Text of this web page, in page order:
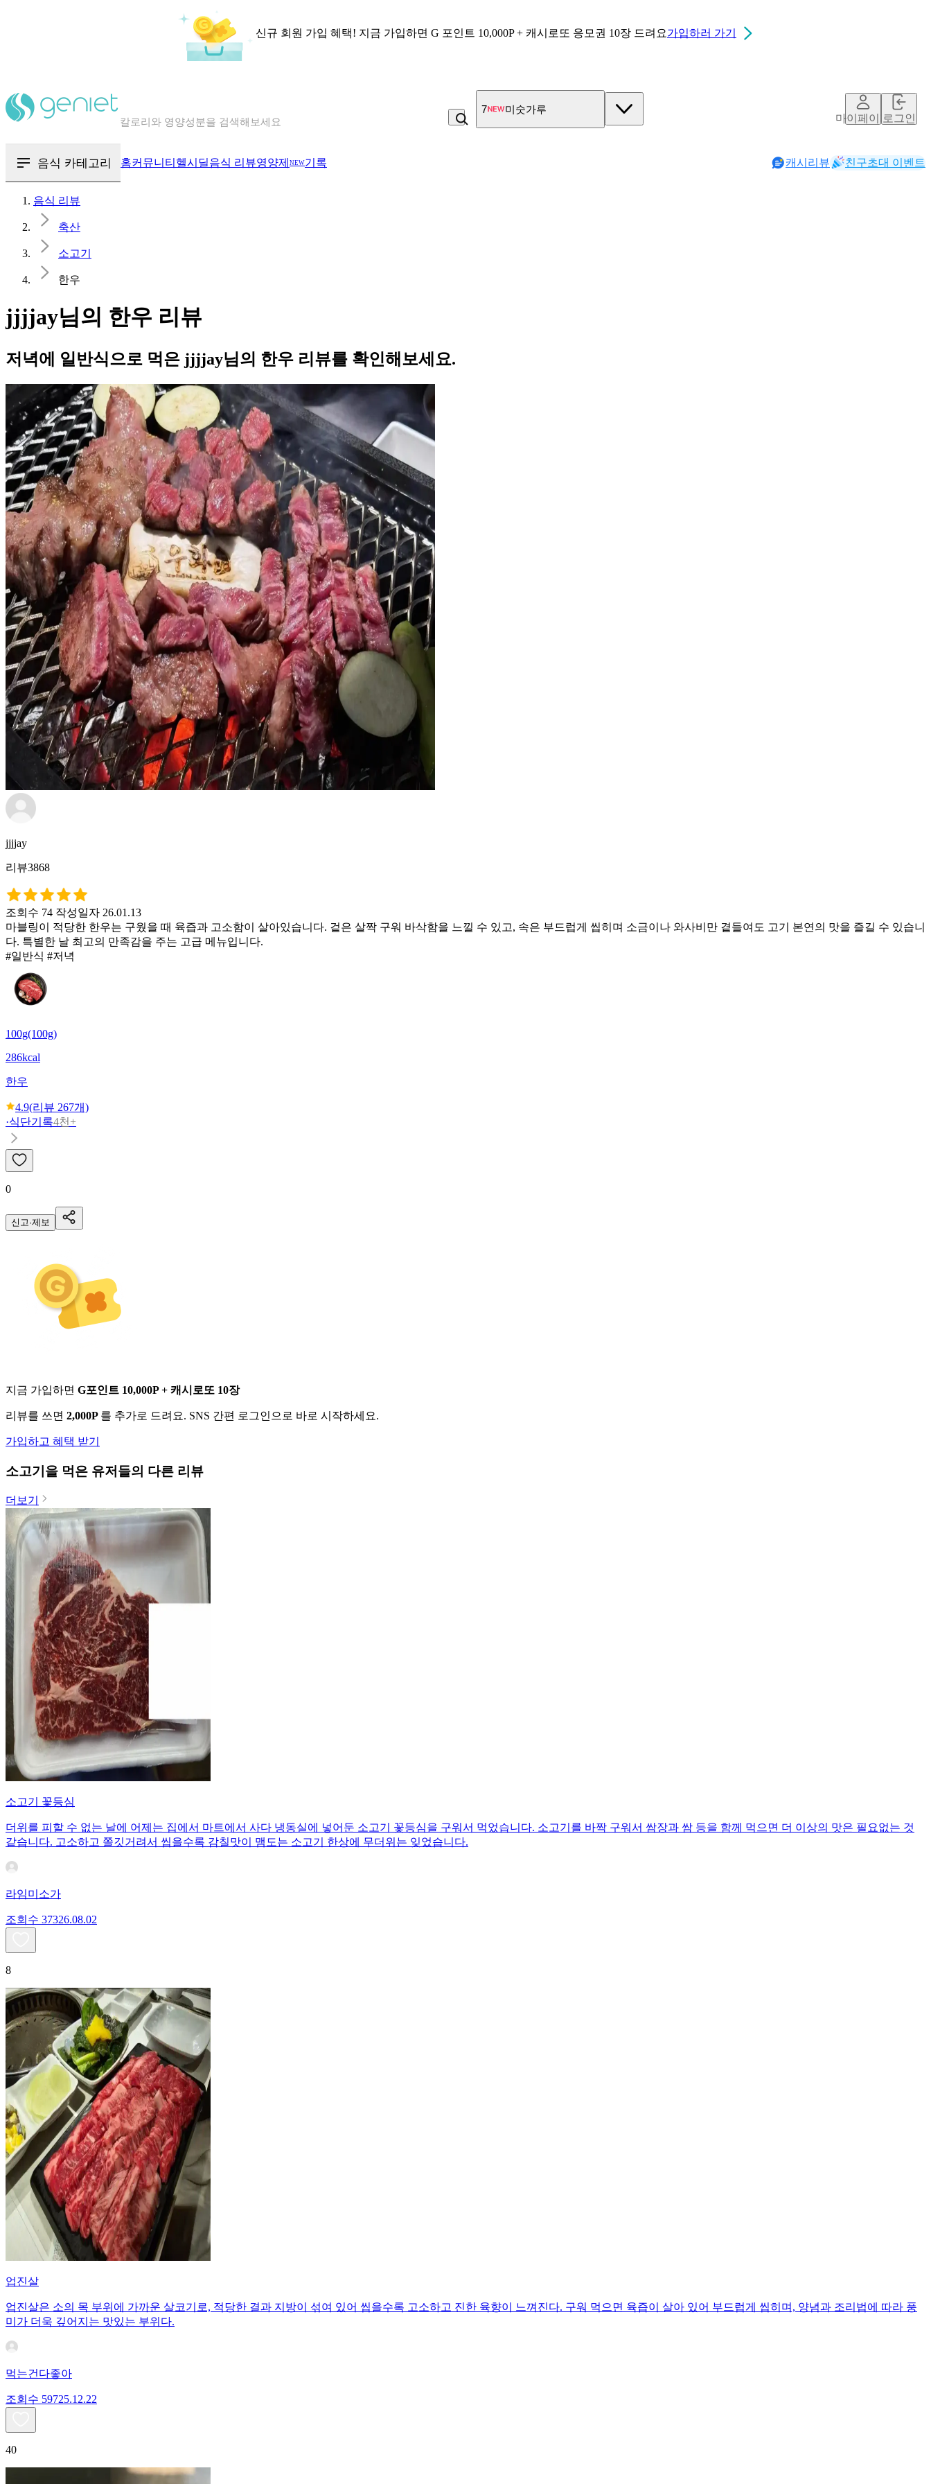
신규 회원 가입 혜택! 지금 가입하면 G 포인트 10,000P + 캐시로또 응모권 10장 드려요가입하러 가기
혈당 · 다이어트 음식 검색해보세요
7 미숫가루
마이페이지로그인
음식 카테고리 홈커뮤니티 헬시딜음식 리뷰영양제 NEW기록 캐시리뷰 친구초대 이벤트
음식 리뷰
축산
소고기
한우
jjjjay님의 한우 리뷰
저녁에 일반식으로 먹은 jjjjay님의 한우 리뷰를 확인해보세요.
jjjjay
리뷰3868
조회수 74 작성일자 26.01.13
마블링이 적당한 한우는 구웠을 때 육즙과 고소함이 살아있습니다. 겉은 살짝 구워 바삭함을 느낄 수 있고, 속은 부드럽게 씹히며 소금이나 와사비만 곁들여도 고기 본연의 맛을 즐길 수 있습니
다. 특별한 날 최고의 만족감을 주는 고급 메뉴입니다.
#일반식 #저녁
100g(100g)
286kcal
한우
4.9(리뷰 267개)
·식단기록4천+
0
신고·제보
지금 가입하면 G포인트 10,000P + 캐시로또 10장
리뷰를 쓰면 2,000P 를 추가로 드려요. SNS 간편 로그인으로 바로 시작하세요.
가입하고 혜택 받기
소고기 을 먹은 유저들의 다른 리뷰
더보기
소고기 꽃등심
더위를 피할 수 없는 날에 어제는 집에서 마트에서 사다 냉동실에 넣어둔 소고기 꽃등심을 구워서 먹었습니다. 소고기를 바짝 구워서 쌈장과 쌈 등을 함께 먹으면 더 이상의 맛은 필요없는 것
같습니다. 고소하고 쫄깃거려서 씹을수록 감칠맛이 맴도는 소고기 한상에 무더위는 잊었습니다.
라임미소가
조회수 37326.08.02
8
업진살
업진살은 소의 목 부위에 가까운 살코기로, 적당한 결과 지방이 섞여 있어 씹을수록 고소하고 진한 육향이 느껴진다. 구워 먹으면 육즙이 살아 있어 부드럽게 씹히며, 양념과 조리법에 따라 풍
미가 더욱 깊어지는 맛있는 부위다.
먹는건다좋아
조회수 59725.12.22
40